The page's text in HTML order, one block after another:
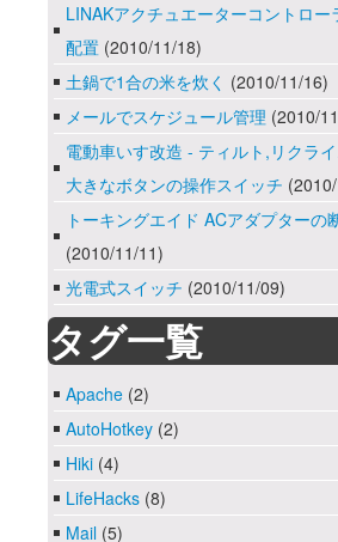
LINAKアクチュエーターコントロー
配置 (2010/11/18)
土鍋で1合の米を炊く (2010/11/16)
メールでスケジュール管理 (2010/
電動車いす改造 - ティルト,リクラ
大きなボタンの操作スイッチ
トーキングエイド ACアダプターの
(2010/11/11)
光電式スイッチ (2010/11/09)
タグ一覧
Apache (2)
AutoHotkey (2)
Hiki (4)
LifeHacks (8)
Mail (5)